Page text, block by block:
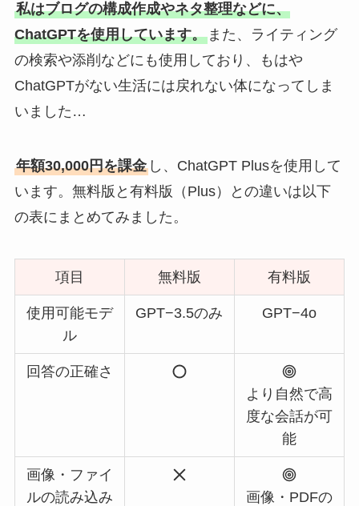
私はブログの構成作成やネタ整理などに、
ChatGPTを使用しています。また、ライティング
の検索や添削などにも使用しており、もはや
ChatGPTがない生活には戻れない体になってしま
いました…
年額30,000円を課金し、ChatGPT Plusを使用して
います。無料版と有料版（Plus）との違いは以下
の表にまとめてみました。
項目 無料版 有料版
使用可能モデ
ル
GPT−3.5のみ GPT−4o
回答の正確さ
より自然で高
度な会話が可
能
画像・ファイ
ルの読み込み
画像・PDFの